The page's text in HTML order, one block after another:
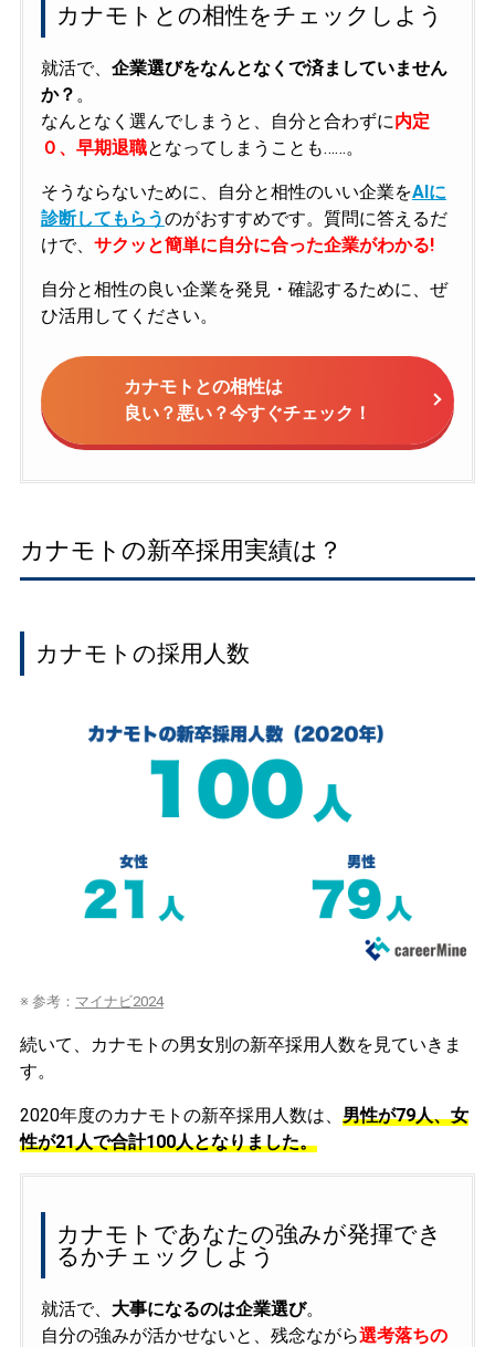
カナモトとの相性をチェックしよう
就活で、 企業選びをなんとなくで済ましていません
か？ 。
なんとなく選んでしまうと、自分と合わずに内定
０、早期退職となってしまうことも……。
そうならないために、自分と相性のいい企業をAIに
診断してもらうのがおすすめです。質問に答えるだ
けで、 サクッと簡単に自分に合った企業がわかる!
自分と相性の良い企業を発見・確認するために、ぜ
ひ活用してください。
カナモトとの相性は
良い？悪い？今すぐチェック！
カナモトの新卒採用実績は？
カナモトの採用人数
※ 参考： マイナビ2024
続いて、カナモトの男女別の新卒採用人数を見ていきま
す。
2020年度のカナモトの新卒採用人数は、 男性が79人、女
性が21人で合計100人となりました。
カナモトであなたの強みが発揮でき
るかチェックしよう
就活で、 大事になるのは企業選び。
自分の強みが活かせないと、残念ながら選考落ちの